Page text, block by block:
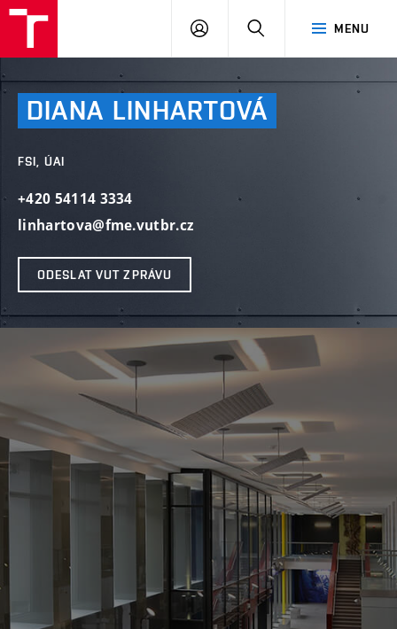
MENU
PŘIHLÁSIT
DIANA LINHARTOVÁ
FSI, ÚAI
+420 54114 3334
linhartova@fme.vutbr.cz
ODESLAT VUT ZPRÁVU